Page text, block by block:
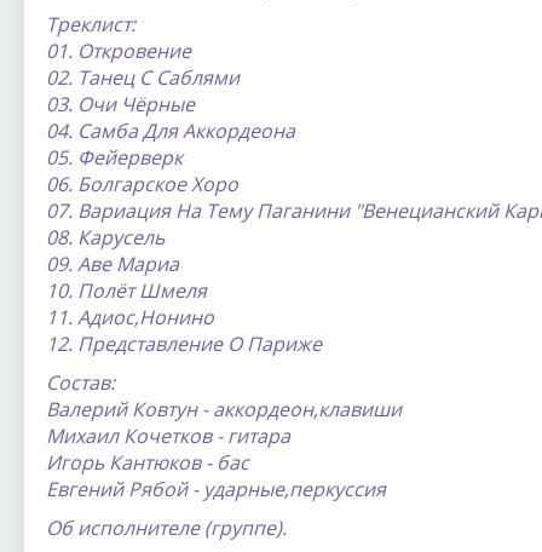
Треклист:
01. Откровение
02. Танец С Саблями
03. Очи Чёрные
04. Самба Для Аккордеона
05. Фейерверк
06. Болгарское Хоро
07. Вариация На Тему Паганини "Венецианский
08. Карусель
09. Аве Мариа
10. Полёт Шмеля
11. Адиос,Нонино
12. Представление О Париже
Состав:
Валерий Ковтун - аккордеон,клавиши
Михаил Кочетков - гитара
Игорь Кантюков - бас
Евгений Рябой - ударные,перкуссия
Об исполнителе (группе).